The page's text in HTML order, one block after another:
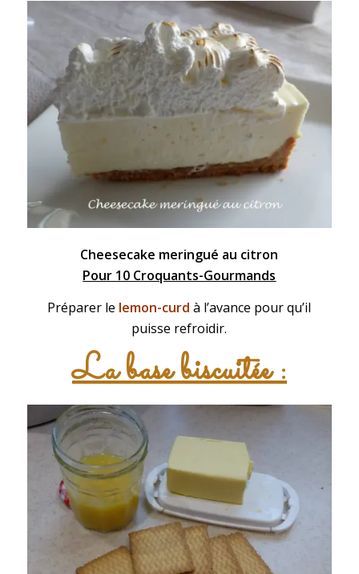
Cheesecake meringué au citron
Pour 10 Croquants-Gourmands
Préparer le lemon-curd à l’avance pour qu’il
puisse refroidir.
La base biscuitée :